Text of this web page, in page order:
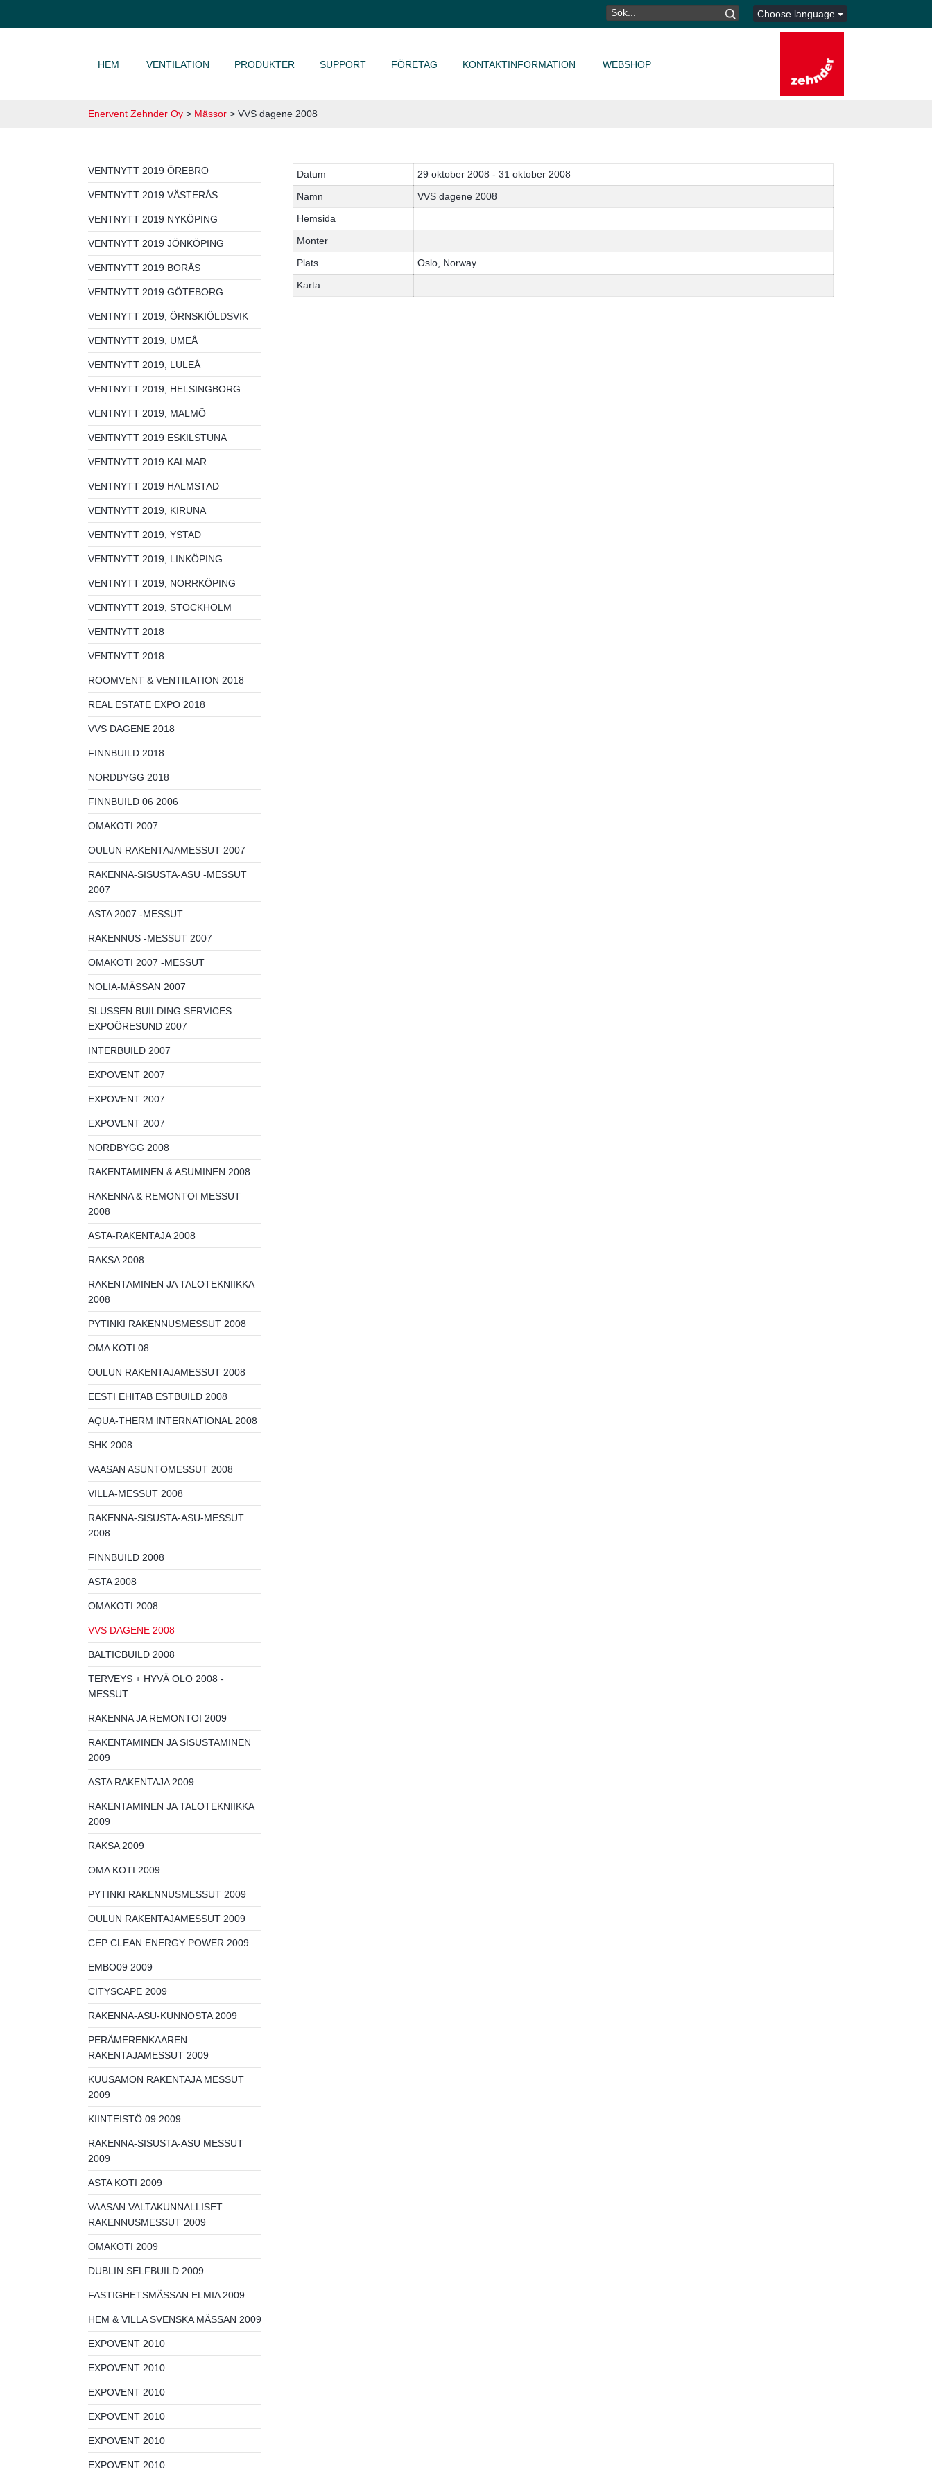
SÖK
EFTER:
Choose language
HEM VENTILATION PRODUKTER SUPPORT FÖRETAG KONTAKTINFORMATION WEBSHOP
Enervent Zehnder Oy > Mässor > VVS dagene 2008
VENTNYTT 2019 ÖREBRO
VENTNYTT 2019 VÄSTERÅS
VENTNYTT 2019 NYKÖPING
VENTNYTT 2019 JÖNKÖPING
VENTNYTT 2019 BORÅS
VENTNYTT 2019 GÖTEBORG
VENTNYTT 2019, ÖRNSKIÖLDSVIK
VENTNYTT 2019, UMEÅ
VENTNYTT 2019, LULEÅ
VENTNYTT 2019, HELSINGBORG
VENTNYTT 2019, MALMÖ
VENTNYTT 2019 ESKILSTUNA
VENTNYTT 2019 KALMAR
VENTNYTT 2019 HALMSTAD
VENTNYTT 2019, KIRUNA
VENTNYTT 2019, YSTAD
VENTNYTT 2019, LINKÖPING
VENTNYTT 2019, NORRKÖPING
VENTNYTT 2019, STOCKHOLM
VENTNYTT 2018
VENTNYTT 2018
ROOMVENT & VENTILATION 2018
REAL ESTATE EXPO 2018
VVS DAGENE 2018
FINNBUILD 2018
NORDBYGG 2018
FINNBUILD 06 2006
OMAKOTI 2007
OULUN RAKENTAJAMESSUT 2007
RAKENNA-SISUSTA-ASU -MESSUT
2007
ASTA 2007 -MESSUT
RAKENNUS -MESSUT 2007
OMAKOTI 2007 -MESSUT
NOLIA-MÄSSAN 2007
SLUSSEN BUILDING SERVICES –
EXPOÖRESUND 2007
INTERBUILD 2007
EXPOVENT 2007
EXPOVENT 2007
EXPOVENT 2007
NORDBYGG 2008
RAKENTAMINEN & ASUMINEN 2008
RAKENNA & REMONTOI MESSUT
2008
ASTA-RAKENTAJA 2008
RAKSA 2008
RAKENTAMINEN JA TALOTEKNIIKKA
2008
PYTINKI RAKENNUSMESSUT 2008
OMA KOTI 08
OULUN RAKENTAJAMESSUT 2008
EESTI EHITAB ESTBUILD 2008
AQUA-THERM INTERNATIONAL 2008
SHK 2008
VAASAN ASUNTOMESSUT 2008
VILLA-MESSUT 2008
RAKENNA-SISUSTA-ASU-MESSUT
2008
FINNBUILD 2008
ASTA 2008
OMAKOTI 2008
VVS DAGENE 2008
BALTICBUILD 2008
TERVEYS + HYVÄ OLO 2008 -
MESSUT
RAKENNA JA REMONTOI 2009
RAKENTAMINEN JA SISUSTAMINEN
2009
ASTA RAKENTAJA 2009
RAKENTAMINEN JA TALOTEKNIIKKA
2009
RAKSA 2009
OMA KOTI 2009
PYTINKI RAKENNUSMESSUT 2009
OULUN RAKENTAJAMESSUT 2009
CEP CLEAN ENERGY POWER 2009
EMBO09 2009
CITYSCAPE 2009
RAKENNA-ASU-KUNNOSTA 2009
PERÄMERENKAAREN
RAKENTAJAMESSUT 2009
KUUSAMON RAKENTAJA MESSUT
2009
KIINTEISTÖ 09 2009
RAKENNA-SISUSTA-ASU MESSUT
2009
ASTA KOTI 2009
VAASAN VALTAKUNNALLISET
RAKENNUSMESSUT 2009
OMAKOTI 2009
DUBLIN SELFBUILD 2009
FASTIGHETSMÄSSAN ELMIA 2009
HEM & VILLA SVENSKA MÄSSAN 2009
EXPOVENT 2010
EXPOVENT 2010
EXPOVENT 2010
EXPOVENT 2010
EXPOVENT 2010
EXPOVENT 2010
Datum
29 oktober 2008 - 31 oktober 2008
Namn
VVS dagene 2008
Hemsida
Monter
Plats
Oslo, Norway
Karta